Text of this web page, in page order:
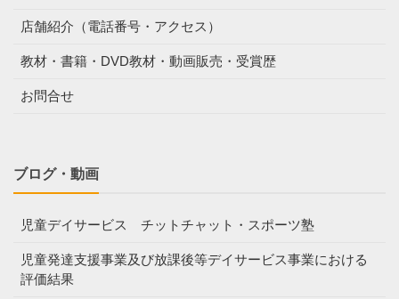
店舗紹介（電話番号・アクセス）
教材・書籍・DVD教材・動画販売・受賞歴
お問合せ
ブログ・動画
児童デイサービス チットチャット・スポーツ塾
児童発達支援事業及び放課後等デイサービス事業における
評価結果